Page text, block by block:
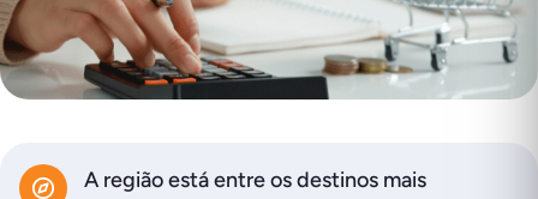
A região está entre os destinos mais